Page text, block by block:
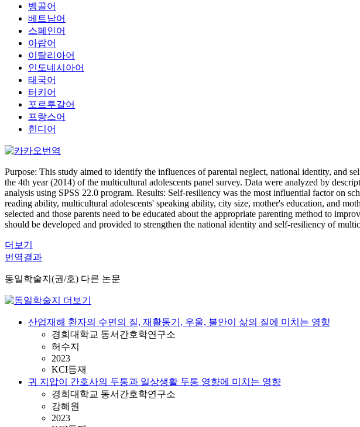
벵골어
베트남어
스페인어
아랍어
이탈리아어
인도네시아어
태국어
터키어
포르투갈어
프랑스어
힌디어
Purpose: This study aimed to identify the influences of parental neglect, national identity, and
the 4th year (2014) of the multicultural adolescents panel survey. Data were analyzed by
analysis using SPSS 22.0 program. Results: Self-resiliency was the most influential factor on
reading ability, multicultural adolescents' speaking ability, city size, mother's education, and
selected and those parents need to be educated about the appropriate parenting method to
should be developed and provided to strengthen the national identity and self-resiliency of
더보기
번역결과
동일학술지(권/호) 다른 논문
산업재해 환자의 수면의 질, 재활동기, 우울, 불안이 삶의 질에 미치는 영향
경희대학교 동서간호학연구소
허수지
2023
KCI등재
귀 지압이 간호사의 두통과 일상생활 두통 영향에 미치는 영향
경희대학교 동서간호학연구소
강혜원
2023